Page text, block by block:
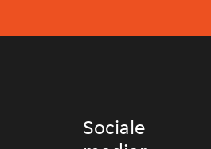
Sociale